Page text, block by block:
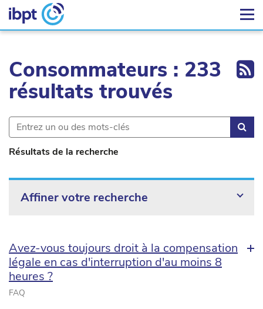
Consommateurs : 233
résultats trouvés
Résultats de la recherche
Affiner votre recherche
Avez-vous toujours droit à la compensation
légale en cas d'interruption d'au moins 8
heures ?
FAQ